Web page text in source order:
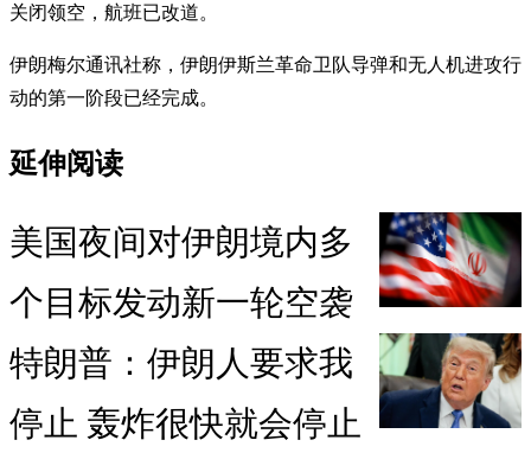
关闭领空，航班已改道。
伊朗梅尔通讯社称，伊朗伊斯兰革命卫队导弹和无人机进攻行
动的第一阶段已经完成。
延伸阅读
美国夜间对伊朗境内多
个目标发动新一轮空袭
特朗普：伊朗人要求我
停止 轰炸很快就会停止